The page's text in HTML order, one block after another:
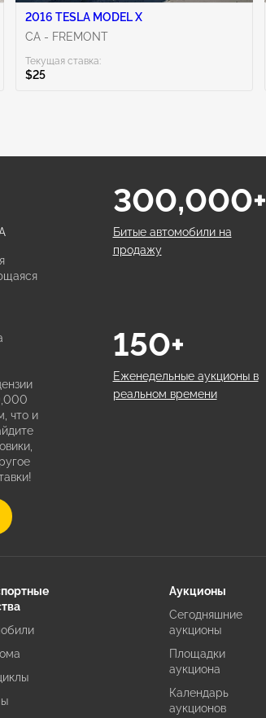
2016 TESLA MODEL X
CA - FREMONT
Текущая ставка:
$25
что и
Битые автомобили на
продажу
300,000+
Еженедельные аукционы в
реальном времени
150+
Аукционы
Сегодняшние
аукционы
Площадки
аукциона
Календарь
аукционов